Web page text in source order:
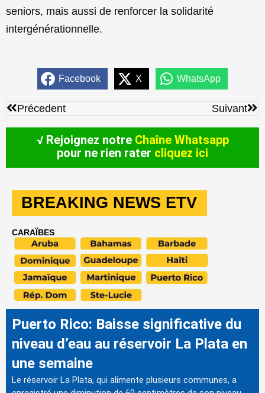
seniors, mais aussi de renforcer la solidarité
intergénérationnelle.
Facebook X WhatsApp
Précédent
Précedent Suivant
√ Rejoignez notre Chaîne Whatsapp
pour ne rien rater cliquez ici
BREAKING NEWS ETV
CARAÏBES
Puerto Rico: Baisse significative du
niveau d’eau au réservoir La Plata en
une semaine
Le réservoir La Plata, qui alimente plusieurs communes, a